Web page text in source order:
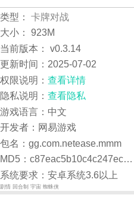
类型：
卡牌对战
大小：
923M
当前版本：
v0.3.14
更新时间： 2025-07-02
权限说明： 查看详情
隐私说明： 查看隐私
游戏语言：中文
开发者：网易游戏
包名：gg.com.netease.mmm
MD5：c87eac5b10c4c247ec249f2f150290f3
系统要求：安卓系统3.6以上
剧情 回合制 宇宙 蜘蛛侠